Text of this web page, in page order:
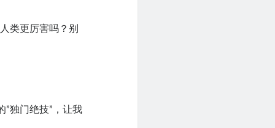
类更厉害吗？别
”独门绝技”，让我